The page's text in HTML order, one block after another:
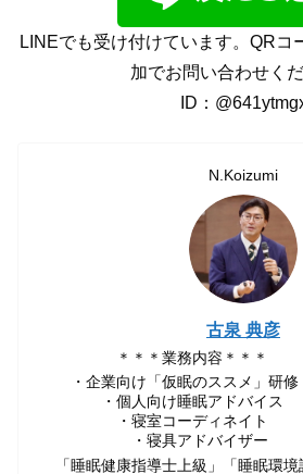
LINEでも受け付けています。QRコ
加でお問い合わせくだ
ID：
N.Koizumi
古泉 典彦
＊＊＊業務内容＊＊＊
・企業向け「仮眠のススメ」研修
・個人向け睡眠アドバイス
・寝室コーディネイト
・寝具アドバイザー
「睡眠健康指導士上級」「睡眠環境